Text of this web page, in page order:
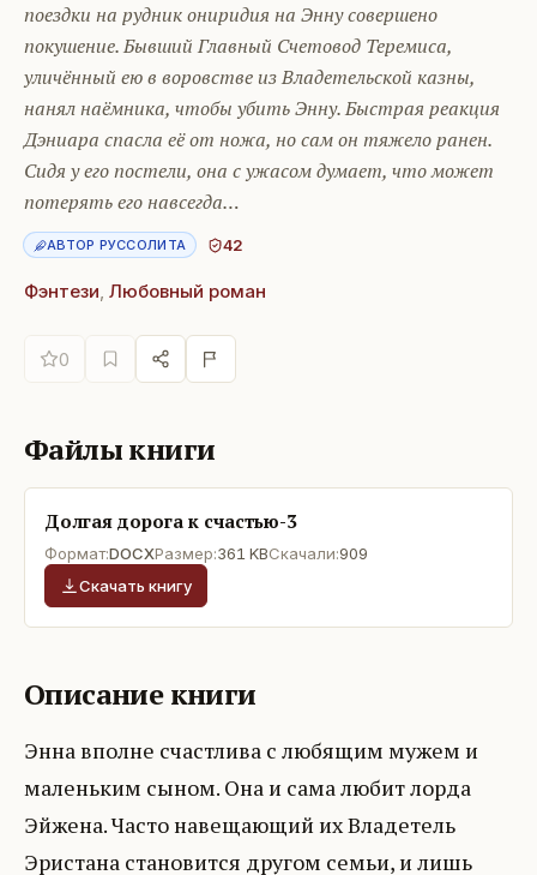
поездки на рудник ониридия на Энну совершено
покушение. Бывший Главный Счетовод Теремиса,
уличённый ею в воровстве из Владетельской казны,
нанял наёмника, чтобы убить Энну. Быстрая реакция
Дэниара спасла её от ножа, но сам он тяжело ранен.
Сидя у его постели, она с ужасом думает, что может
потерять его навсегда…
АВТОР РУССОЛИТА 42
Фэнтези, Любовный роман
0
Файлы книги
Долгая дорога к счастью-3
Формат:DOCXРазмер:361 KBСкачали:909
Скачать книгу
Описание книги
Энна вполне счастлива с любящим мужем и
маленьким сыном. Она и сама любит лорда
Эйжена. Часто навещающий их Владетель
Эристана становится другом семьи, и лишь